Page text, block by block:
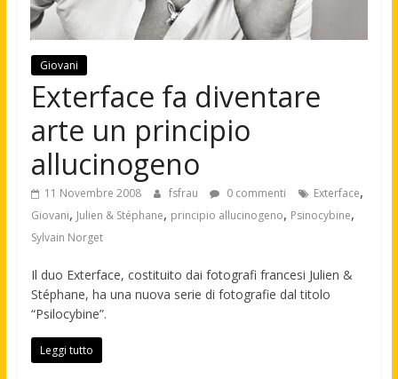
Giovani
Exterface fa diventare
arte un principio
allucinogeno
11 Novembre 2008 fsfrau 0 commenti Exterface,
Giovani, Julien & Stéphane, principio allucinogeno, Psinocybine,
Sylvain Norget
Il duo Exterface, costituito dai fotografi francesi Julien &
Stéphane, ha una nuova serie di fotografie dal titolo
“Psilocybine”.
Leggi tutto